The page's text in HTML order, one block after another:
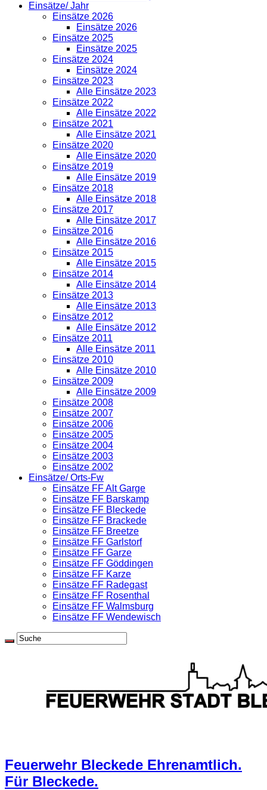
Einsätze/ Jahr
Einsätze 2026
Einsätze 2026
Einsätze 2025
Einsätze 2025
Einsätze 2024
Einsätze 2024
Einsätze 2023
Alle Einsätze 2023
Einsätze 2022
Alle Einsätze 2022
Einsätze 2021
Alle Einsätze 2021
Einsätze 2020
Alle Einsätze 2020
Einsätze 2019
Alle Einsätze 2019
Einsätze 2018
Alle Einsätze 2018
Einsätze 2017
Alle Einsätze 2017
Einsätze 2016
Alle Einsätze 2016
Einsätze 2015
Alle Einsätze 2015
Einsätze 2014
Alle Einsätze 2014
Einsätze 2013
Alle Einsätze 2013
Einsätze 2012
Alle Einsätze 2012
Einsätze 2011
Alle Einsätze 2011
Einsätze 2010
Alle Einsätze 2010
Einsätze 2009
Alle Einsätze 2009
Einsätze 2008
Einsätze 2007
Einsätze 2006
Einsätze 2005
Einsätze 2004
Einsätze 2003
Einsätze 2002
Einsätze/ Orts-Fw
Einsätze FF Alt Garge
Einsätze FF Barskamp
Einsätze FF Bleckede
Einsätze FF Brackede
Einsätze FF Breetze
Einsätze FF Garlstorf
Einsätze FF Garze
Einsätze FF Göddingen
Einsätze FF Karze
Einsätze FF Radegast
Einsätze FF Rosenthal
Einsätze FF Walmsburg
Einsätze FF Wendewisch
Feuerwehr Bleckede Ehrenamtlich.
Für Bleckede.